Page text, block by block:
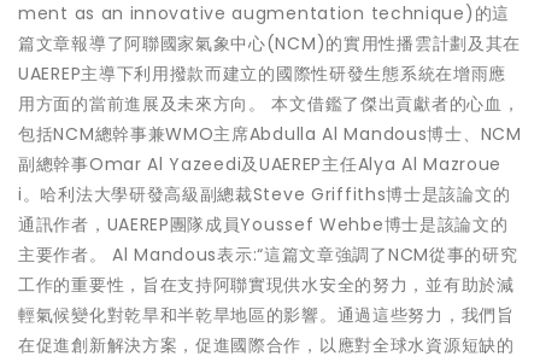
ment as an innovative augmentation technique)的這
篇文章報導了阿聯國家氣象中心(NCM)的實用性播雲計劃及其在
UAEREP主導下利用撥款而建立的國際性研發生態系統在增雨應
用方面的當前進展及未來方向。 本文借鑑了傑出貢獻者的心血，
包括NCM總幹事兼WMO主席Abdulla Al Mandous博士、NCM
副總幹事Omar Al Yazeedi及UAEREP主任Alya Al Mazroue
i。哈利法大學研發高級副總裁Steve Griffiths博士是該論文的
通訊作者，UAEREP團隊成員Youssef Wehbe博士是該論文的
主要作者。 Al Mandous表示:“這篇文章強調了NCM從事的研究
工作的重要性，旨在支持阿聯實現供水安全的努力，並有助於減
輕氣候變化對乾旱和半乾旱地區的影響。通過這些努力，我們旨
在促進創新解決方案，促進國際合作，以應對全球水資源短缺的